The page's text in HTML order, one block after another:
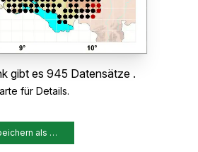
gibt es 945 Datensätze .
für Details.
als …